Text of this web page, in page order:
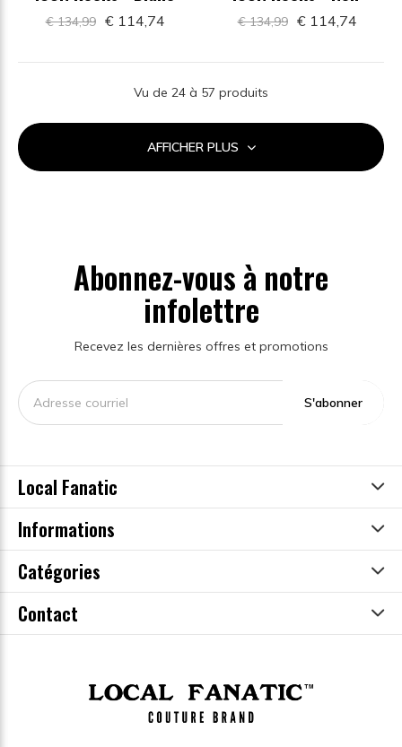
€ 134,99 € 114,74 € 134,99 € 114,74
Vu de 24 à 57 produits
AFFICHER PLUS
Abonnez-vous à notre
infolettre
Recevez les dernières offres et promotions
S'abonner
Local Fanatic
Informations
Catégories
Contact